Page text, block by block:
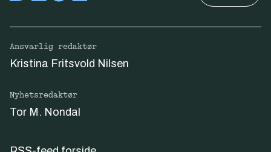
Ansvarlig redaktør
Kristina Fritsvold Nilsen
Nyhetsredaktør
Tor M. Nondal